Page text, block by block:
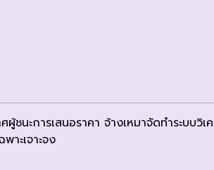
ผู้ชนะการเสนอราคา จ้างเหมาจัดทำระบบ
าะเจาะจง